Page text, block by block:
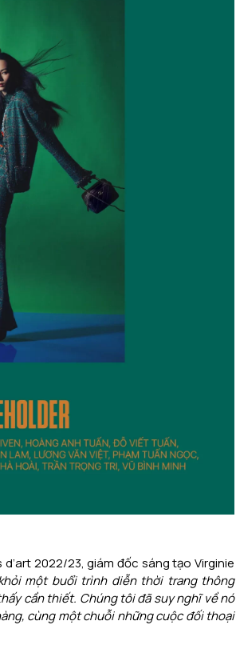
d’art 2022/23, giám đốc sáng tạo Virginie
một buổi trình diễn thời trang thông
cần thiết. Chúng tôi đã suy nghĩ về nó
cùng một chuỗi những cuộc đối thoại